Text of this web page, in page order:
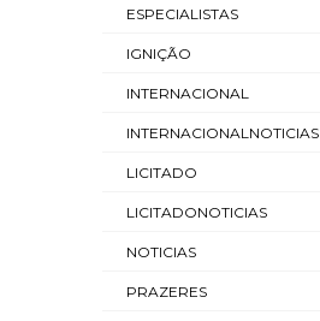
ESPECIALISTAS
IGNIÇÃO
INTERNACIONAL
INTERNACIONALNOTICIAS
LICITADO
LICITADONOTICIAS
NOTICIAS
PRAZERES